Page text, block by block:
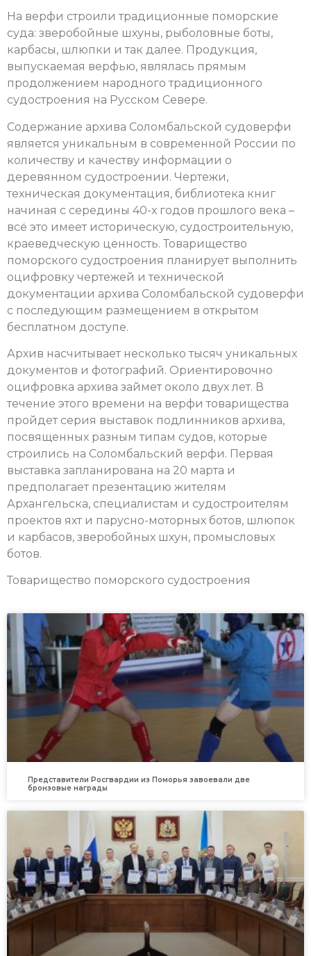
На верфи строили традиционные поморские
суда: зверобойные шхуны, рыболовные боты,
карбасы, шлюпки и так далее. Продукция,
выпускаемая верфью, являлась прямым
продолжением народного традиционного
судостроения на Русском Севере.
Содержание архива Соломбальской судоверфи
является уникальным в современной России по
количеству и качеству информации о
деревянном судостроении. Чертежи,
техническая документация, библиотека книг
начиная с середины 40-х годов прошлого века –
всё это имеет историческую, судостроительную,
краеведческую ценность. Товарищество
поморского судостроения планирует выполнить
оцифровку чертежей и технической
документации архива Соломбальской судоверфи
с последующим размещением в открытом
бесплатном доступе.
Архив насчитывает несколько тысяч уникальных
документов и фотографий. Ориентировочно
оцифровка архива займет около двух лет. В
течение этого времени на верфи товарищества
пройдет серия выставок подлинников архива,
посвященных разным типам судов, которые
строились на Соломбальский верфи. Первая
выставка запланирована на 20 марта и
предполагает презентацию жителям
Архангельска, специалистам и судостроителям
проектов яхт и парусно-моторных ботов, шлюпок
и карбасов, зверобойных шхун, промысловых
ботов.
Товарищество поморского судостроения
Представители Росгвардии из Поморья завоевали две
бронзовые награды